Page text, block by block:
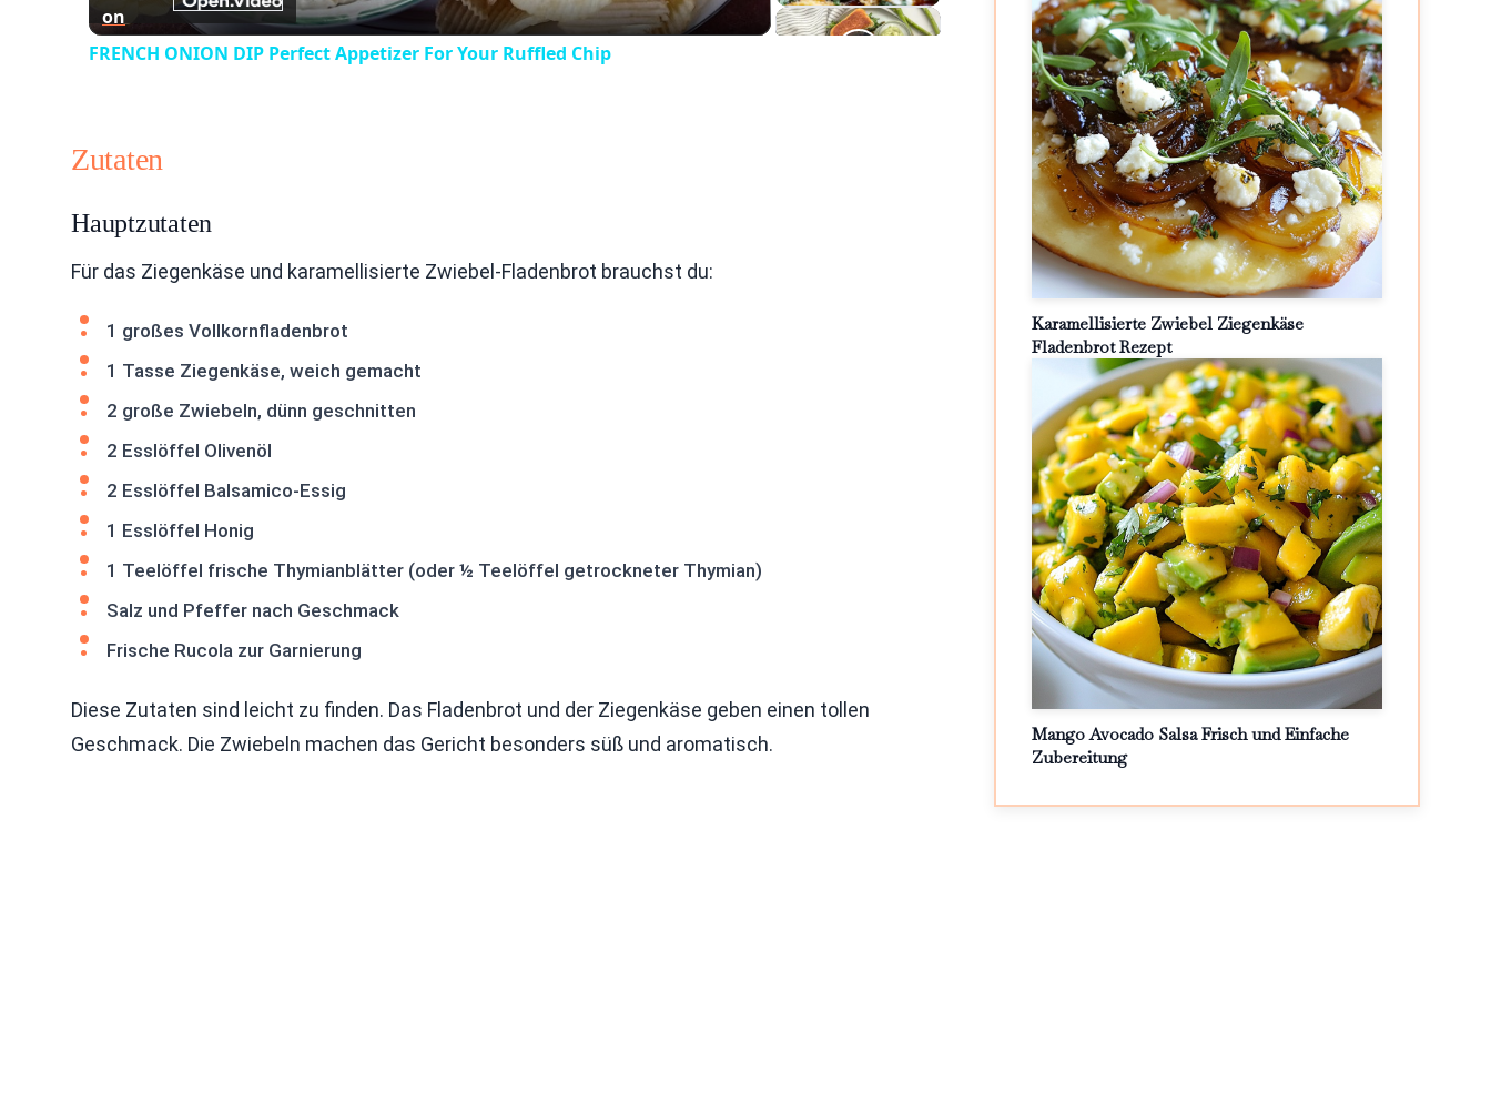
on
FRENCH ONION DIP Perfect Appetizer For Your Ruffled Chip
Zutaten
Hauptzutaten
Für das Ziegenkäse und karamellisierte Zwiebel-Fladenbrot brauchst du:
1 großes Vollkornfladenbrot
1 Tasse Ziegenkäse, weich gemacht
2 große Zwiebeln, dünn geschnitten
2 Esslöffel Olivenöl
2 Esslöffel Balsamico-Essig
1 Esslöffel Honig
1 Teelöffel frische Thymianblätter (oder ½ Teelöffel getrockneter Thymian)
Salz und Pfeffer nach Geschmack
Frische Rucola zur Garnierung
Diese Zutaten sind leicht zu finden. Das Fladenbrot und der Ziegenkäse geben einen tollen
Geschmack. Die Zwiebeln machen das Gericht besonders süß und aromatisch.
Karamellisierte Zwiebel Ziegenkäse
Fladenbrot Rezept
Mango Avocado Salsa Frisch und Einfache
Zubereitung